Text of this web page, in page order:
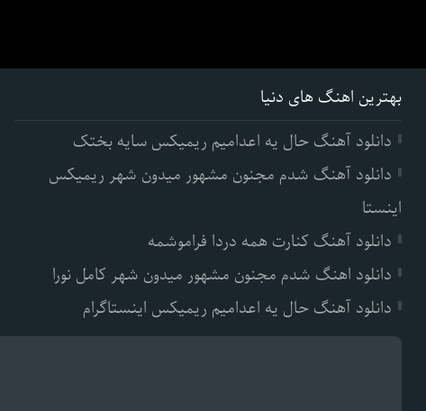
بهترین اهنگ های دنیا
دانلود آهنگ حال یه اعدامیم ریمیکس سایه بختک
دانلود آهنگ شدم مجنون مشهور میدون شهر ریمیکس
اینستا
دانلود آهنگ کنارت همه دردا فراموشمه
دانلود اهنگ شدم مجنون مشهور میدون شهر کامل نورا
دانلود آهنگ حال یه اعدامیم ریمیکس اینستاگرام